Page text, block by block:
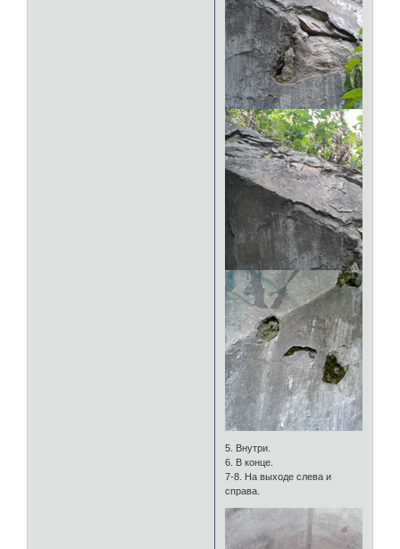
5. Внутри.
6. В конце.
7-8. На выходе слева и
справа.